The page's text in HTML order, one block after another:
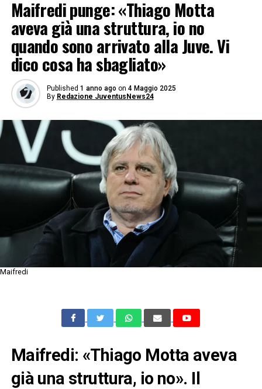
Maifredi punge: «Thiago Motta
aveva già una struttura, io no
quando sono arrivato alla Juve. Vi
dico cosa ha sbagliato»
Published 1 anno ago on 4 Maggio 2025
By Redazione JuventusNews24
Maifredi
Maifredi: «Thiago Motta aveva
già una struttura, io no». Il